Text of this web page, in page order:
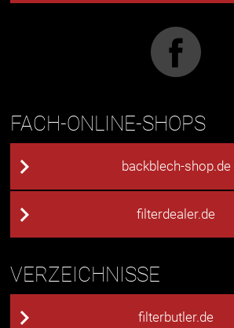
FACH-ONLINE-SHOPS
backblech-shop.de
filterdealer.de
VERZEICHNISSE
filterbutler.de